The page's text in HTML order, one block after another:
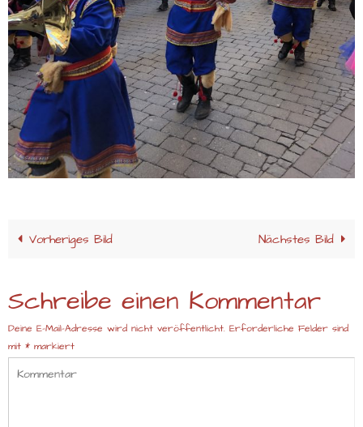
Vorheriges Bild Nächstes Bild
Schreibe einen Kommentar
Deine E-Mail-Adresse wird nicht veröffentlicht. Erforderliche Felder sind
mit * markiert